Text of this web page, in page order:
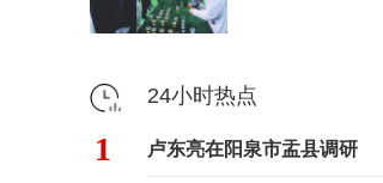
24小时热点
1 卢东亮在阳泉市盂县调研